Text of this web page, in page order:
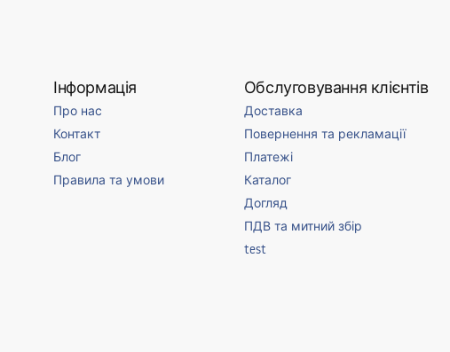
Інформація
Про нас
Контакт
Блог
Правила та умови
Обслуговування клієнтів
Доставка
Повернення та рекламації
Платежі
Каталог
Догляд
ПДВ та митний збір
test